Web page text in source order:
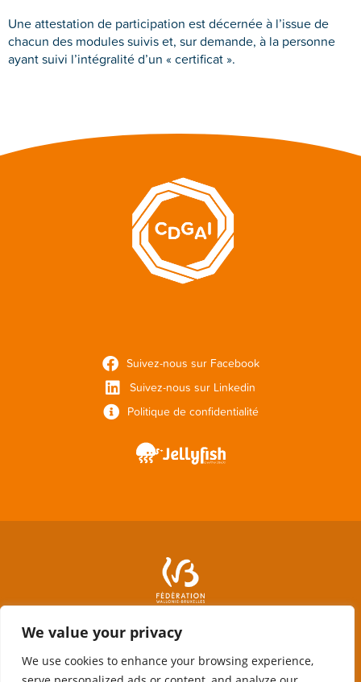
We value your privacy
We use cookies to enhance your browsing experience,
Une attestation de participation est décernée à l’issue de
chacun des modules suivis et, sur demande, à la personne
ayant suivi l’intégralité d’un « certificat ».
Suivez-nous sur Facebook
Suivez-nous sur Linkedin
Politique de confidentialité